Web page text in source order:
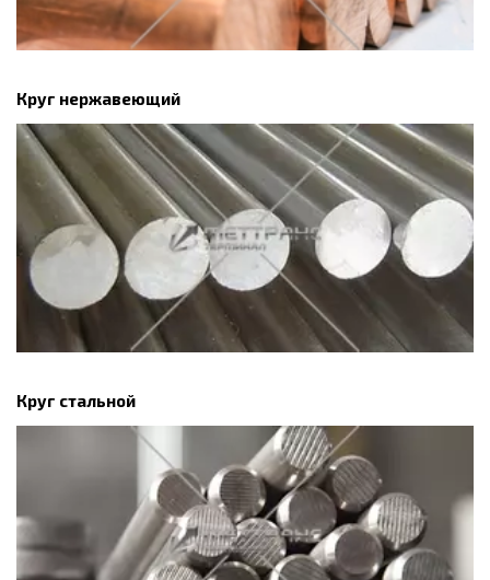
Круг нержавеющий
Круг стальной